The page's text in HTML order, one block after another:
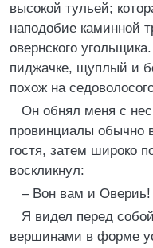
высокой тульей;
наподобие каминной
овернского
пиджачке, щуплый и
похож на
Он обнял меня с
провинциалы обычно
гостя, затем широко
воскликнул:
– Вон вам и Овериь!
Я видел перед
вершинами в форме